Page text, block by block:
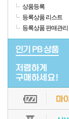
상품등록
등록상품 리스트
등록상품 판매관리